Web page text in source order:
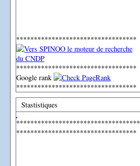
**********************************
**********************************
Google rank
**********************************
Stastistiques
***********************************
**********************************